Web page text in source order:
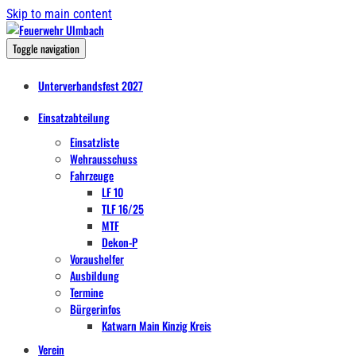
Skip to main content
Toggle navigation
Unterverbandsfest 2027
Einsatzabteilung
Einsatzliste
Wehrausschuss
Fahrzeuge
LF 10
TLF 16/25
MTF
Dekon-P
Voraushelfer
Ausbildung
Termine
Bürgerinfos
Katwarn Main Kinzig Kreis
Verein